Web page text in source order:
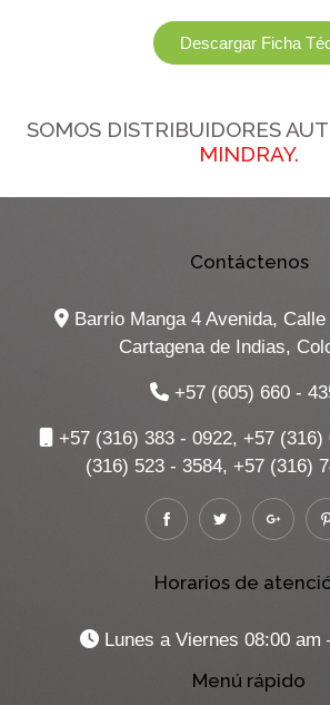
Descargar Ficha
SOMOS DISTRIBUIDORES
MINDRAY.
Contáctenos
Barrio Manga 4 Avenida,
Cartagena de Indias,
+57 (605) 660 -
+57 (316) 383 - 0922, +57 (316)
(316) 523 - 3584, +57 (316)
Horarios de
Lunes a Viernes 08:00 am
Menú rápido